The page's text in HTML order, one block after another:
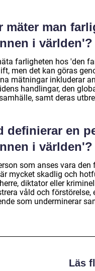
mäter man
i världen'?
farligheten hos 'den
men det kan göras
mätningar inkluderar
handlingar, den
samt deras
definierar en
i världen'?
som anses vara
mycket skadlig och
diktator eller
våld och
som underminerar
Läs